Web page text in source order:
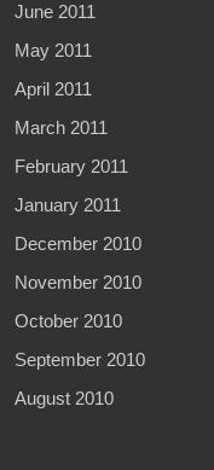
June 2011
May 2011
April 2011
March 2011
February 2011
January 2011
December 2010
November 2010
October 2010
September 2010
August 2010